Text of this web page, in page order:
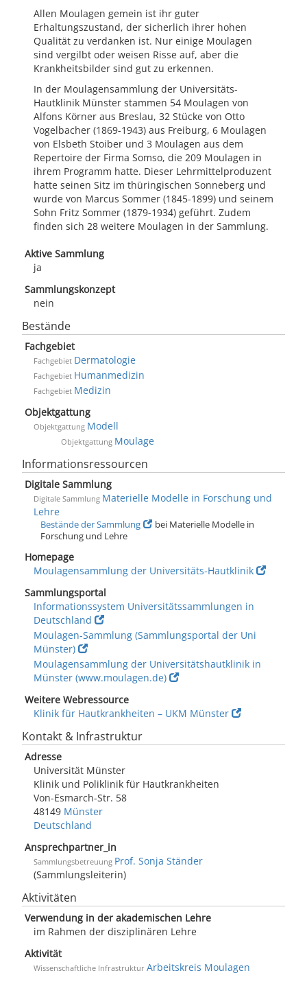
Allen Moulagen gemein ist ihr guter
Erhaltungszustand, der sicherlich ihrer hohen
Qualität zu verdanken ist. Nur einige Moulagen
sind vergilbt oder weisen Risse auf, aber die
Krankheitsbilder sind gut zu erkennen.
In der Moulagensammlung der Universitäts-
Hautklinik Münster stammen 54 Moulagen von
Alfons Körner aus Breslau, 32 Stücke von Otto
Vogelbacher (1869-1943) aus Freiburg, 6 Moulagen
von Elsbeth Stoiber und 3 Moulagen aus dem
Repertoire der Firma Somso, die 209 Moulagen in
ihrem Programm hatte. Dieser Lehrmittelproduzent
hatte seinen Sitz im thüringischen Sonneberg und
wurde von Marcus Sommer (1845-1899) und seinem
Sohn Fritz Sommer (1879-1934) geführt. Zudem
finden sich 28 weitere Moulagen in der Sammlung.
Aktive Sammlung
ja
Sammlungskonzept
nein
Bestände
Fachgebiet
Fachgebiet Dermatologie
Fachgebiet Humanmedizin
Fachgebiet Medizin
Objektgattung
Objektgattung Modell
Objektgattung Moulage
Informationsressourcen
Digitale Sammlung
Digitale Sammlung Materielle Modelle in Forschung und
Lehre
Bestände der Sammlung
bei Materielle Modelle in
Forschung und Lehre
Homepage
Moulagensammlung der Universitäts-Hautklinik
Sammlungsportal
Informationssystem Universitätssammlungen in
Deutschland
Moulagen-Sammlung (Sammlungsportal der Uni
Münster)
Moulagensammlung der Universitätshautklinik in
Münster (www.moulagen.de)
Weitere Webressource
Klinik für Hautkrankheiten – UKM Münster
Kontakt & Infrastruktur
Adresse
Universität Münster
Klinik und Poliklinik für Hautkrankheiten
Von-Esmarch-Str. 58
48149 Münster
Deutschland
Ansprechpartner_in
Sammlungsbetreuung Prof. Sonja Ständer
(Sammlungsleiterin)
Aktivitäten
Verwendung in der akademischen Lehre
im Rahmen der disziplinären Lehre
Aktivität
Wissenschaftliche Infrastruktur Arbeitskreis Moulagen